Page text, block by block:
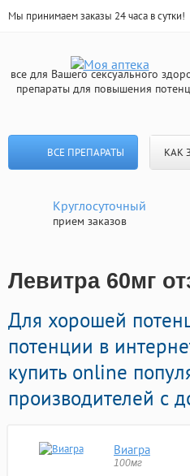
Мы принимаем заказы 24 часа в сутки!
все для Вашего сексуального
препараты для повышения
ВСЕ ПРЕПАРАТЫ КАК
Круглосуточный
прием заказов
Левитра 60мг
Для хорошей
потенции в
купить online
производителей с
Виагра
100мг